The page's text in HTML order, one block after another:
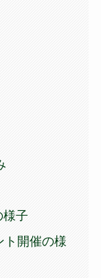
様子
ト開催の様